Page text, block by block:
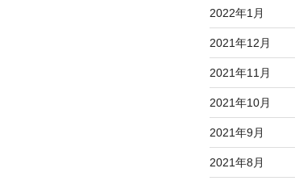
2022年1月
2021年12月
2021年11月
2021年10月
2021年9月
2021年8月